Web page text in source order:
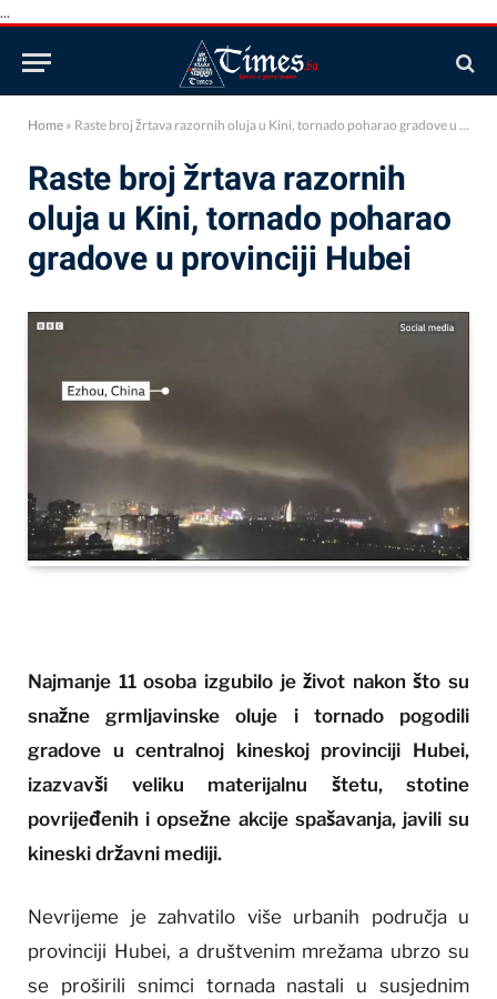
...
Home » Raste broj žrtava razornih oluja u Kini, tornado poharao gradove u provinciji Hubei
Raste broj žrtava razornih
oluja u Kini, tornado poharao
gradove u provinciji Hubei
Najmanje 11 osoba izgubilo je život nakon što su
snažne grmljavinske oluje i tornado pogodili
gradove u centralnoj kineskoj provinciji Hubei,
izazvavši veliku materijalnu štetu, stotine
povrijeđenih i opsežne akcije spašavanja, javili su
kineski državni mediji.
Nevrijeme je zahvatilo više urbanih područja u
provinciji Hubei, a društvenim mrežama ubrzo su
se proširili snimci tornada nastali u susjednim